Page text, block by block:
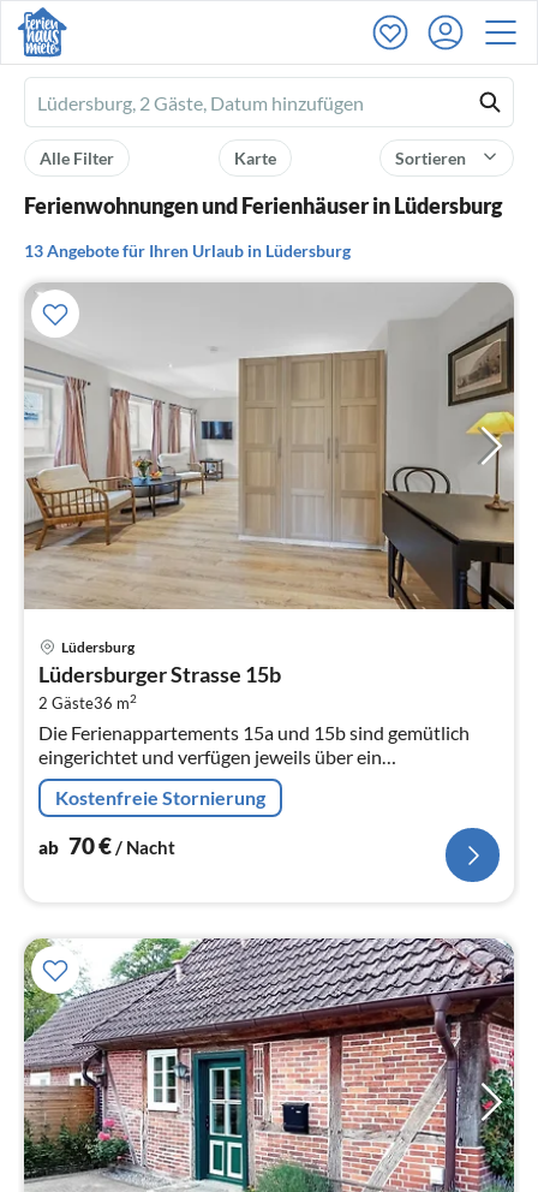
Ferienhausmiete
logo
Sortieren
Karte
Alle Filter
Ferienwohnungen und Ferienhäuser in Lüdersburg
13 Angebote für Ihren Urlaub in Lüdersburg
Lüdersburg
Lüdersburger Strasse 15b
2 Gäste36 m2
Die Ferienappartements 15a und 15b sind gemütlich
eingerichtet und verfügen jeweils über ein
Wohn-/Schlafzimmer und eine Einbauküche mit
Essbereich.
Kostenfreie Stornierung
ab 70€/ Nacht